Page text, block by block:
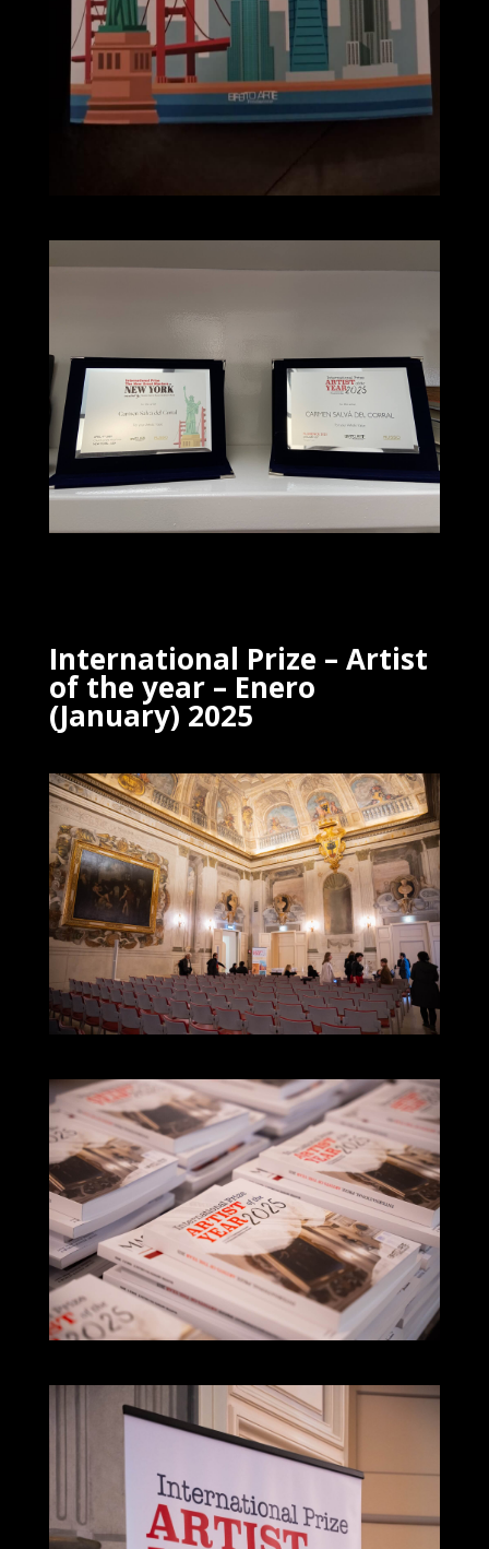
International Prize – Artist
of the year – Enero
(January) 2025